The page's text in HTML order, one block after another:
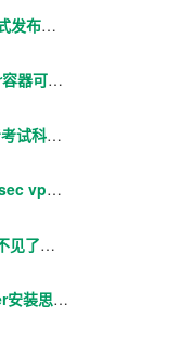
Ubuntu 24.04 LTS 正式发布！代号 “Noble Numbat”，性能提升明显
群晖一分钟安装docker容器可视化管理面板工具Portainer最新汉化版V2.16.2
2024年广东省各市中考考试科目分数规定
10张图片教会你配置ipsec vpn【转】
win10输入法的选字框不见了解决方法
黑群晖6.1.7利用Docker安装思源笔记服务器